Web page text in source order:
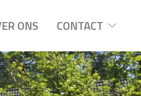
ONS CONTACT